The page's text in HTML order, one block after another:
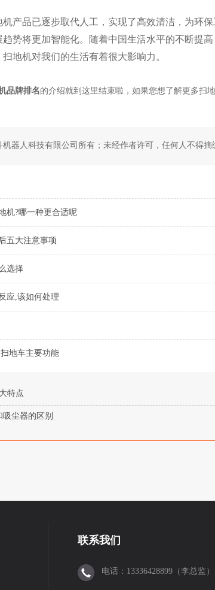
品已逐步取代人工，实现了高效清洁，为环保
势将更加智能化。随着中国生活水平的不断提
地机对我们的生活有着很大影响力。
品牌排名的介绍就到这里结束啦，如果您想了解更多扫
器人科技有限公司所有；未经作者许可，任何人不得
机?哪一种更合适呢
五大注意事项
选择
应,该如何处理
地车主要功能
特点
尘器的区别
联系我们
电话：13336428899（李总监）